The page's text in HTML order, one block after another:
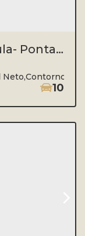
Ponta
Neto,Contorno
10